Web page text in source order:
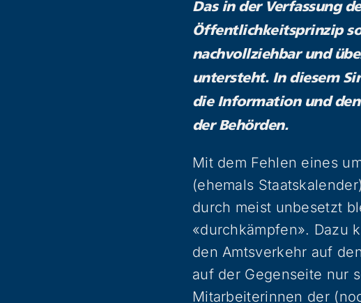
Das in der Verfassung
Öffentlichkeitsprinzip
nachvollziehbar und
untersteht. In diesem
die Information und
der Behörden.
Mit dem Fehlen eines
(ehemals
durch meist unbesetzt
«durchkämpfen». Dazu
den Amtsverkehr auf
auf der Gegenseite nur
Mitarbeiterinnen der